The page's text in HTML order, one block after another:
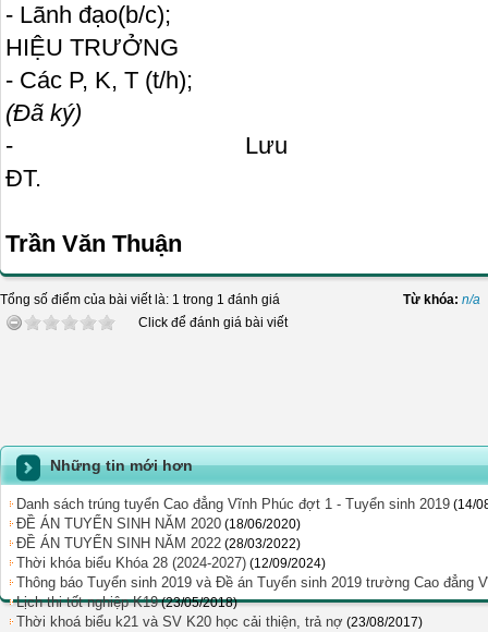
- Lãnh
HIỆU TRƯỞNG
- Các P,
(Đã ký)
- Lưu
Trần Văn Thuận
Tổng số điểm của bài viết là: 1 trong 1 đánh giá
Click để đánh giá bài viết
Từ khóa: n/a
Những tin mới hơn
Danh sách trúng tuyển Cao đẳng Vĩnh Phúc đợt 1 - Tuyển sinh 2019 (14/
ĐỀ ÁN TUYỂN SINH NĂM 2020 (18/06/2020)
ĐỀ ÁN TUYỂN SINH NĂM 2022 (28/03/2022)
Thời khóa biểu Khóa 28 (2024-2027) (12/09/2024)
Thông báo Tuyển sinh 2019 và Đề án Tuyển sinh 2019 trường Cao đẳng
Lịch thi tốt nghiệp K19 (23/05/2018)
Thời khoá biểu k21 và SV K20 học cải thiện, trả nợ (23/08/2017)